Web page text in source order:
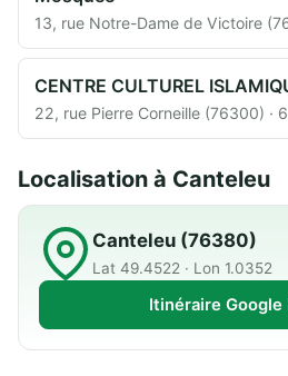
13, rue Notre-Dame de Victoire
22, rue Pierre Corneille (76300) ·
Localisation à Canteleu
Canteleu (76380)
Lat 49.4522 · Lon 1.0352
Itinéraire Google